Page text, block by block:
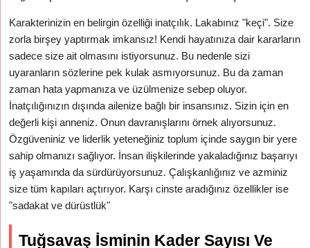
Karakterinizin en belirgin özelliği inatçılık. Lakabınız "keçi". Size
zorla birşey yaptırmak imkansız! Kendi hayatınıza dair kararların
sadece size ait olmasını istiyorsunuz. Bu nedenle sizi
uyaranların sözlerine pek kulak asmıyorsunuz. Bu da zaman
zaman hata yapmanıza ve üzülmenize sebep oluyor.
İnatçılığınızın dışında ailenize bağlı bir insansınız. Sizin için en
değerli kişi anneniz. Onun davranışlarını örnek alıyorsunuz.
Özgüveniniz ve liderlik yeteneğiniz toplum içinde saygın bir yere
sahip olmanızı sağlıyor. İnsan ilişkilerinde yakaladığınız başarıyı
iş yaşamında da sürdürüyorsunuz. Çalışkanlığınız ve azminiz
size tüm kapıları açtırıyor. Karşı cinste aradığınız özellikler ise
"sadakat ve dürüstlük"
Tuğsavaş İsminin Kader Sayısı Ve